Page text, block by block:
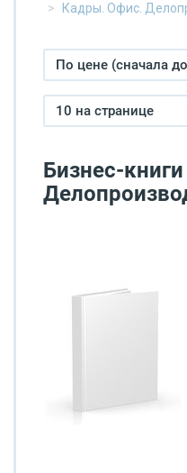
Кадры. Офис.
По цене (сначала
10 на странице
Бизнес-